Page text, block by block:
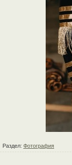
Раздел: Фотография